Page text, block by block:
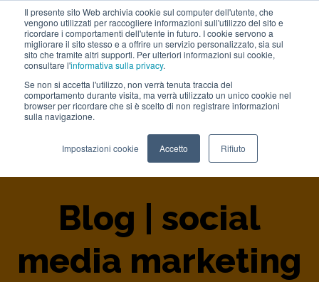
Il presente sito Web archivia cookie sul computer dell'utente, che
vengono utilizzati per raccogliere informazioni sull'utilizzo del sito e
ricordare i comportamenti dell'utente in futuro. I cookie servono a
migliorare il sito stesso e a offrire un servizio personalizzato, sia sul
sito che tramite altri supporti. Per ulteriori informazioni sui cookie,
consultare l'informativa sulla privacy.
Se non si accetta l'utilizzo, non verrà tenuta traccia del
comportamento durante visita, ma verrà utilizzato un unico cookie nel
browser per ricordare che si è scelto di non registrare informazioni
sulla navigazione.
Impostazioni cookie Accetto Rifiuto
Lavora con noi
Social Media Marketing
Blog | social
media marketing